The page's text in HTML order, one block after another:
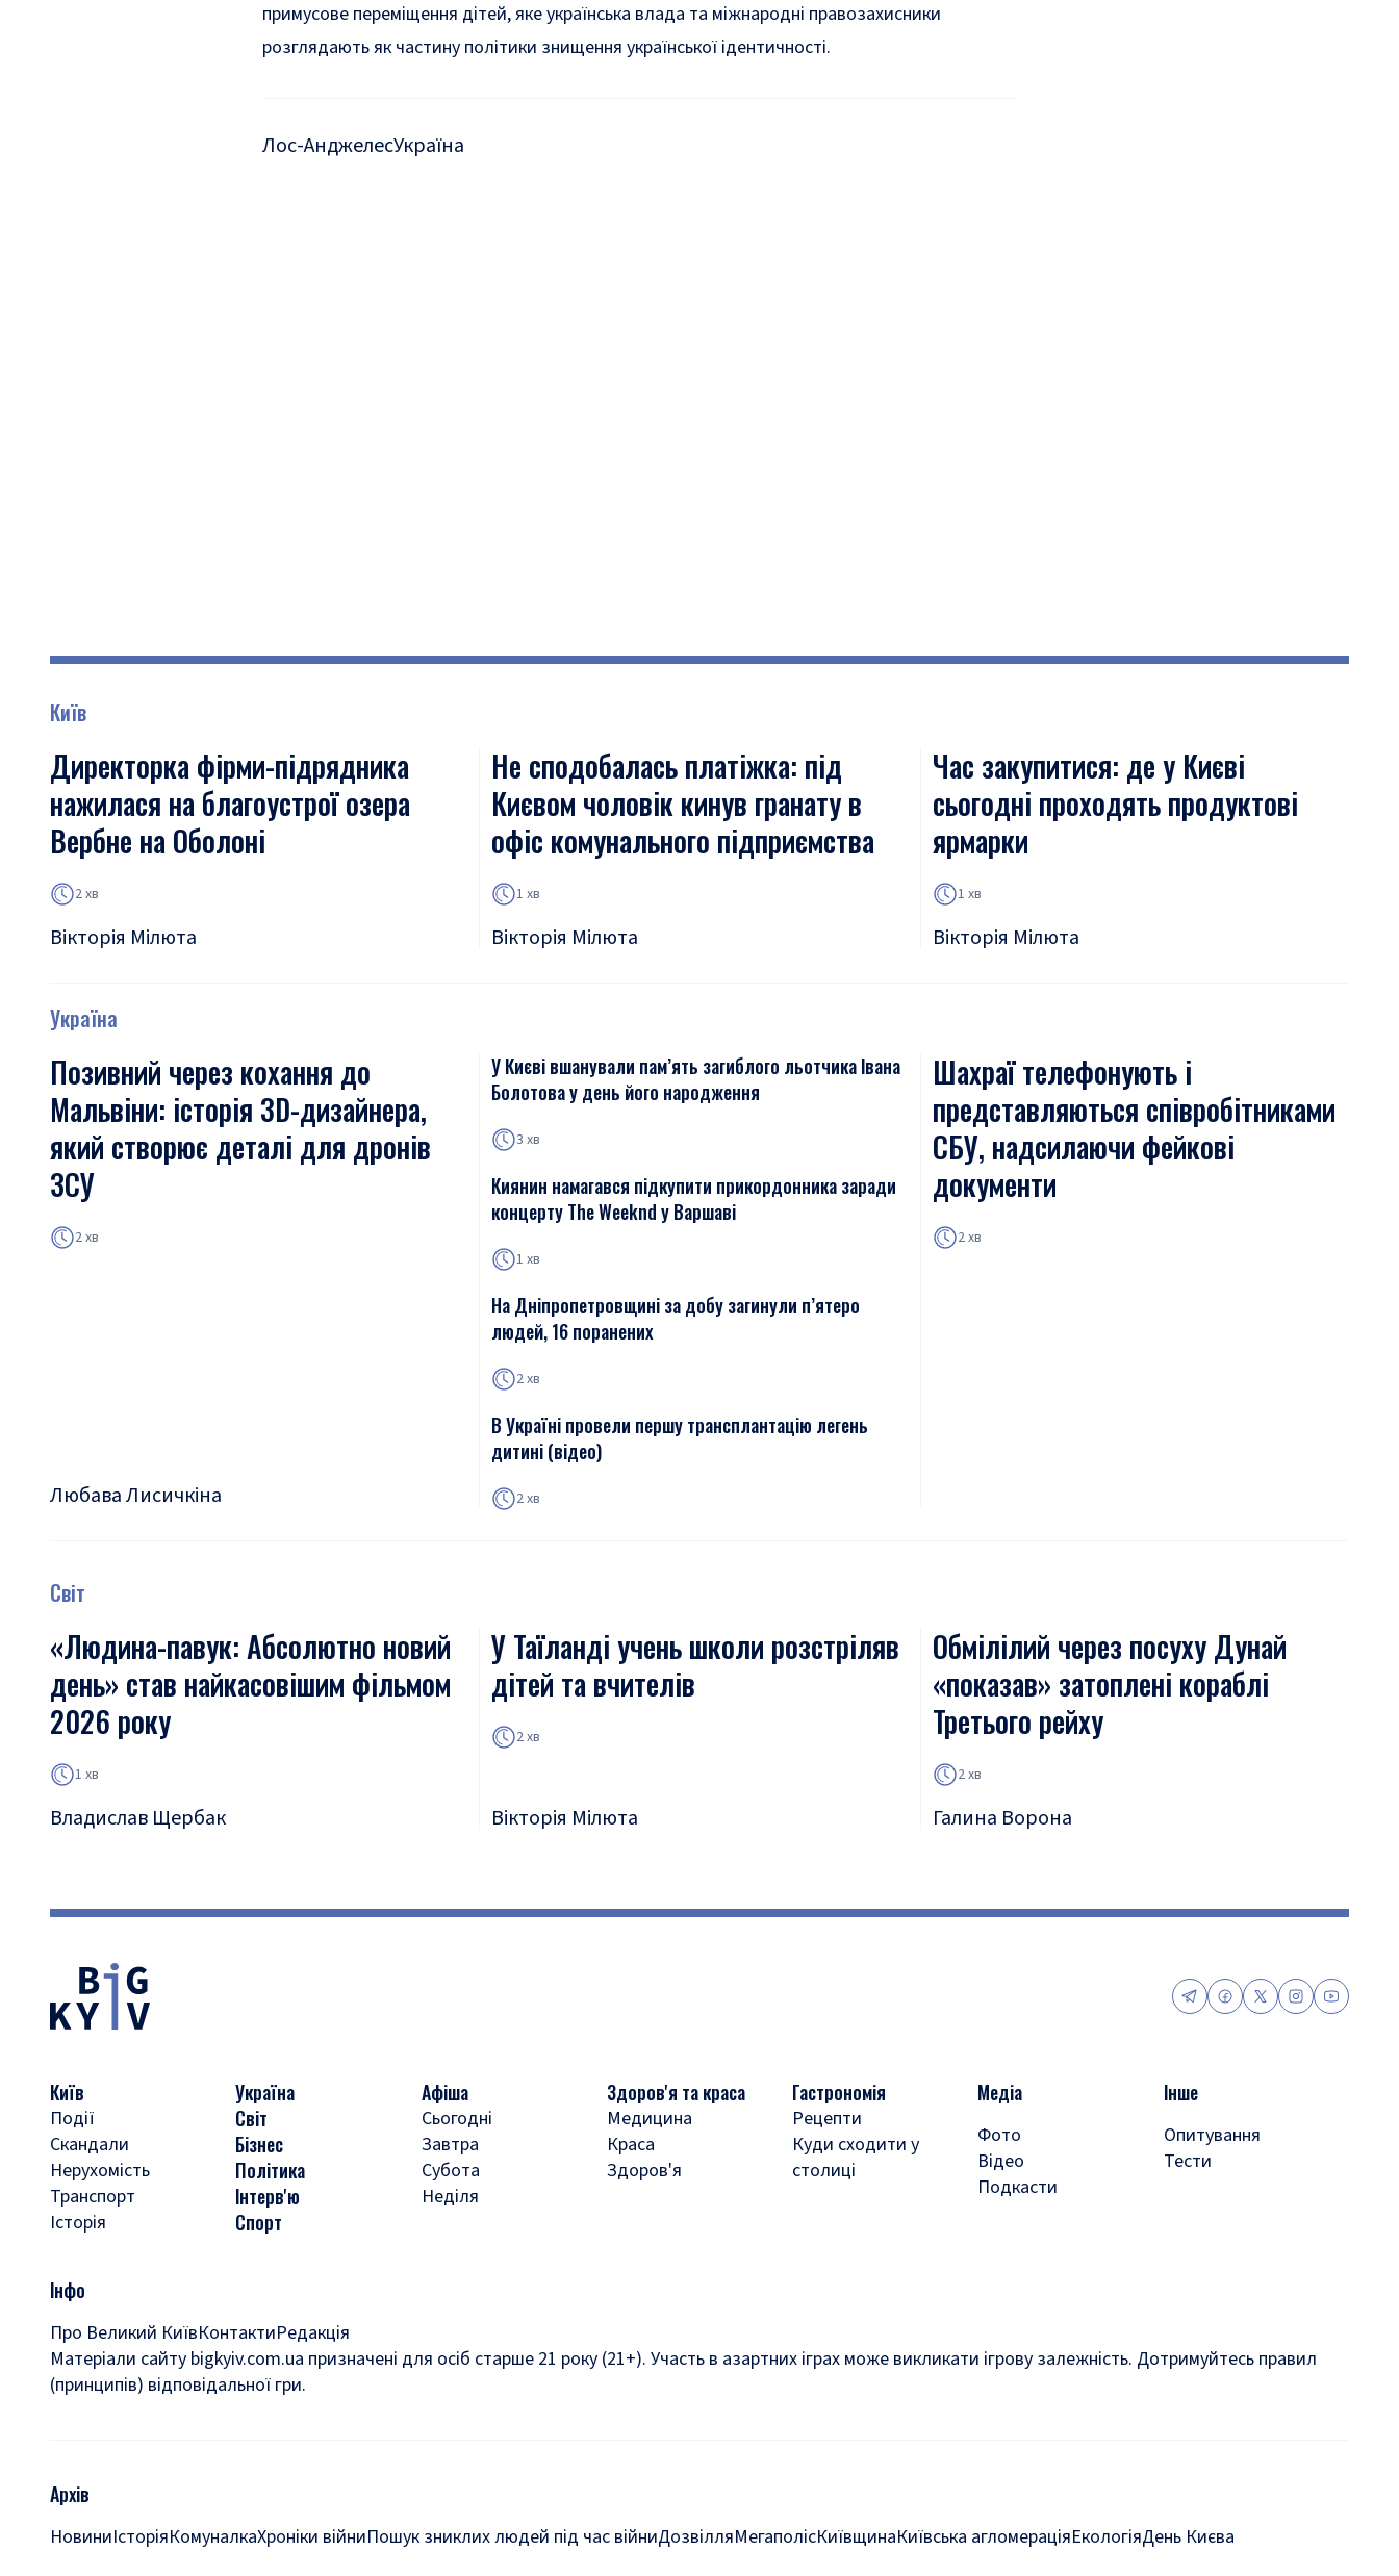
примусове переміщення дітей, яке українська влада та міжнародні правозахисники
розглядають як частину політики знищення української ідентичності.
Лос-АнджелесУкраїна
Київ
Директорка фірми-підрядника
нажилася на благоустрої озера
Вербне на Оболоні
2 хв
Вікторія Мілюта
Не сподобалась платіжка: під
Києвом чоловік кинув гранату в
офіс комунального підприємства
1 хв
Вікторія Мілюта
Час закупитися: де у Києві
сьогодні проходять продуктові
ярмарки
1 хв
Вікторія Мілюта
Україна
Позивний через кохання до
Мальвіни: історія 3D-дизайнера,
який створює деталі для дронів
ЗСУ
2 хв
Любава Лисичкіна
У Києві вшанували пам’ять загиблого льотчика Івана
Болотова у день його народження
3 хв
Киянин намагався підкупити прикордонника заради
концерту The Weeknd у Варшаві
1 хв
На Дніпропетровщині за добу загинули п’ятеро
людей, 16 поранених
2 хв
В Україні провели першу трансплантацію легень
дитині (відео)
2 хв
Шахраї телефонують і
представляються співробітниками
СБУ, надсилаючи фейкові
документи
2 хв
Світ
«Людина-павук: Абсолютно новий
день» став найкасовішим фільмом
2026 року
1 хв
Владислав Щербак
У Таїланді учень школи розстріляв
дітей та вчителів
2 хв
Вікторія Мілюта
Обмілілий через посуху Дунай
«показав» затоплені кораблі
Третього рейху
2 хв
Галина Ворона
Київ
Події
Скандали
Нерухомість
Транспорт
Історія
Україна
Світ
Бізнес
Політика
Інтерв'ю
Спорт
Афіша
Сьогодні
Завтра
Субота
Неділя
Здоров'я та краса
Медицина
Краса
Здоров'я
Гастрономія
Рецепти
Куди сходити у
столиці
Медіа
Фото
Відео
Подкасти
Інше
Опитування
Тести
Інфо
Про Великий КиївКонтактиРедакція
Матеріали сайту bigkyiv.com.ua призначені для осіб старше 21 року (21+). Участь в азартних іграх може викликати ігрову залежність. Дотримуйтесь правил
(принципів) відповідальної гри.
Архів
НовиниІсторіяКомуналкаХроніки війниПошук зниклих людей під час війниДозвілляМегаполісКиївщинаКиївська агломераціяЕкологіяДень Києва